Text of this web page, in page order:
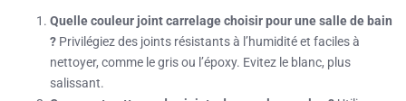
Quelle couleur joint carrelage choisir pour une salle de bain
? Privilégiez des joints résistants à l’humidité et faciles à
nettoyer, comme le gris ou l’époxy. Evitez le blanc, plus
salissant.